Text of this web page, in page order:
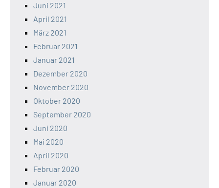
Juni 2021
April 2021
März 2021
Februar 2021
Januar 2021
Dezember 2020
November 2020
Oktober 2020
September 2020
Juni 2020
Mai 2020
April 2020
Februar 2020
Januar 2020